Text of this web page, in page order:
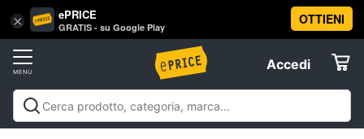
× ePRICE
GRATIS - su Google Play
OTTIENI
Accedi
Accedi
Registrati
Offerte
Vai
al
Abbigliamento
Donna